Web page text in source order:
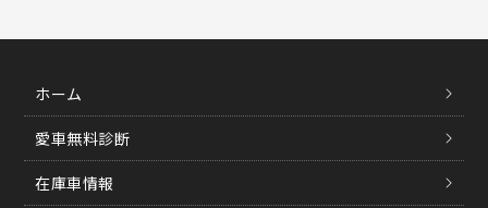
ホーム
愛車無料診断
在庫車情報